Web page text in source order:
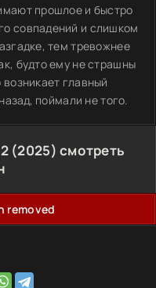
прошлое и быстро
совпадений и слишком
тем тревожнее
будто ему не страшны
главный
поймали не того.
(2025) смотреть
removed